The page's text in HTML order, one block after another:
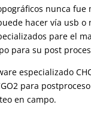
nunca fue
hacer vía usb
pare el
para su post
especializado
para
en campo.